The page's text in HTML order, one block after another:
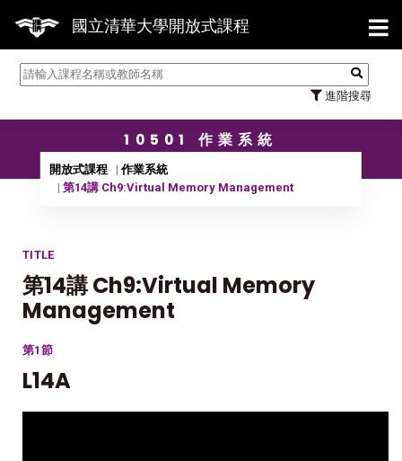
國立清華大學開放式課程
進階搜尋
【7/
10501 作業系統
開放式課程
作業系統
第14講 Ch9:Virtual Memory Management
TITLE
第14講 Ch9:Virtual Memory
Management
第1節
L14A